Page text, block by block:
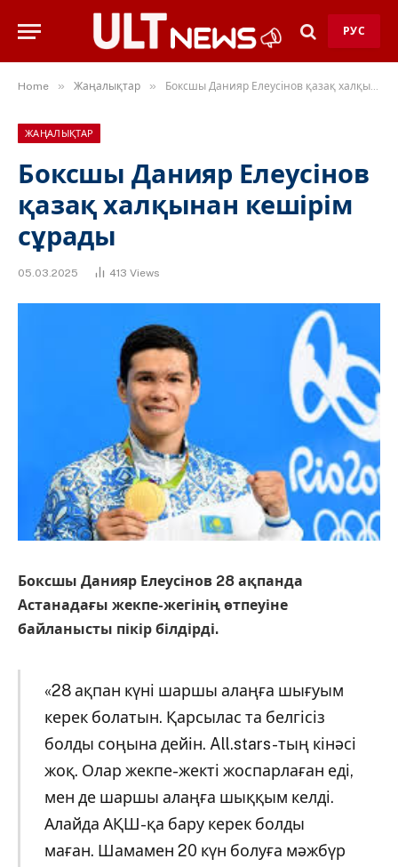
РУС
Home » Жаңалықтар » Боксшы Данияр Елеусінов қазақ халқынан кешірім сұрады
ЖАҢАЛЫҚТАР
Боксшы Данияр Елеусінов
қазақ халқынан кешірім
сұрады
05.03.2025 413 Views
Боксшы Данияр Елеусінов 28 ақпанда
Астанадағы жекпе-жегінің өтпеуіне
байланысты пікір білдірді.
«28 ақпан күні шаршы алаңға шығуым
керек болатын. Қарсылас та белгісіз
болды соңына дейін. All.stars-тың кінәсі
жоқ. Олар жекпе-жекті жоспарлаған еді,
мен де шаршы алаңға шыққым келді.
Алайда АҚШ-қа бару керек болды
маған. Шамамен 20 күн болуға мәжбүр